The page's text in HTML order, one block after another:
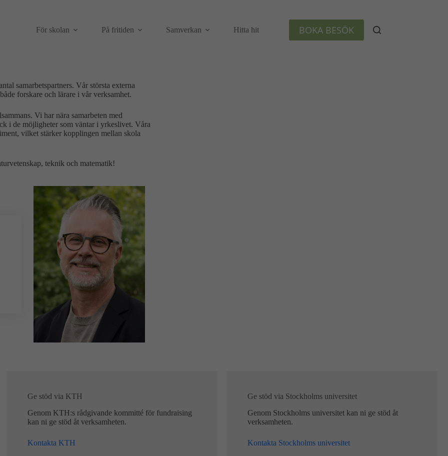
För skolan
På fritiden Samverkan Hitta hit BOKA BESÖK
samarbetspartners. Vår största externa
forskare och lärare i vår verksamhet.
Vi har nära samarbeten med
i de möjligheter som väntar i yrkeslivet. Våra
vilket stärker kopplingen mellan skola
teknik och matematik!
Ge stöd via KTH
Genom KTH:s rådgivande kommitté för fundraising
kan ni ge stöd åt verksamheten.
Kontakta KTH
Ge stöd via Stockholms universitet
Genom Stockholms universitet kan ni ge stöd åt
verksamheten.
Kontakta Stockholms universitet